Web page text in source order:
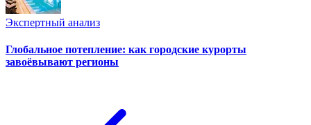
Экспертный анализ
Глобальное потепление: как городские курорты
завоёвывают регионы